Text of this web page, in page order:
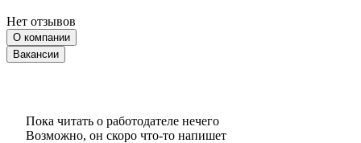
Нет отзывов
О компании
Вакансии
Пока читать о работодателе нечего
Возможно, он скоро что‑то напишет